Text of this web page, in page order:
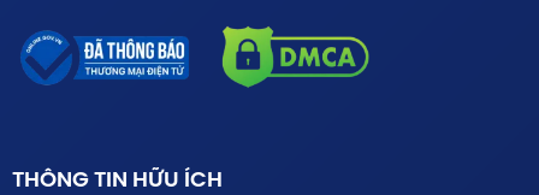
THÔNG TIN HỮU ÍCH